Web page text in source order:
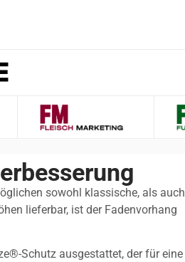
sowohl klassische, als auch
lieferbar, ist der Fadenvorhang
Schutz ausgestattet, der für eine